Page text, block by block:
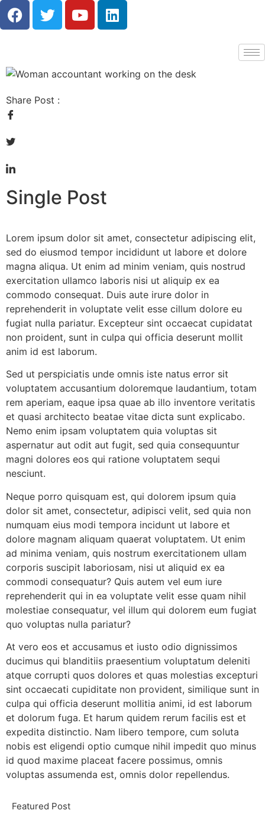
Share Post :
Single Post
Lorem ipsum dolor sit amet, consectetur adipiscing elit,
sed do eiusmod tempor incididunt ut labore et dolore
magna aliqua. Ut enim ad minim veniam, quis nostrud
exercitation ullamco laboris nisi ut aliquip ex ea
commodo consequat. Duis aute irure dolor in
reprehenderit in voluptate velit esse cillum dolore eu
fugiat nulla pariatur. Excepteur sint occaecat cupidatat
non proident, sunt in culpa qui officia deserunt mollit
anim id est laborum.
Sed ut perspiciatis unde omnis iste natus error sit
voluptatem accusantium doloremque laudantium, totam
rem aperiam, eaque ipsa quae ab illo inventore veritatis
et quasi architecto beatae vitae dicta sunt explicabo.
Nemo enim ipsam voluptatem quia voluptas sit
aspernatur aut odit aut fugit, sed quia consequuntur
magni dolores eos qui ratione voluptatem sequi
nesciunt.
Neque porro quisquam est, qui dolorem ipsum quia
dolor sit amet, consectetur, adipisci velit, sed quia non
numquam eius modi tempora incidunt ut labore et
dolore magnam aliquam quaerat voluptatem. Ut enim
ad minima veniam, quis nostrum exercitationem ullam
corporis suscipit laboriosam, nisi ut aliquid ex ea
commodi consequatur? Quis autem vel eum iure
reprehenderit qui in ea voluptate velit esse quam nihil
molestiae consequatur, vel illum qui dolorem eum fugiat
quo voluptas nulla pariatur?
At vero eos et accusamus et iusto odio dignissimos
ducimus qui blanditiis praesentium voluptatum deleniti
atque corrupti quos dolores et quas molestias excepturi
sint occaecati cupiditate non provident, similique sunt in
culpa qui officia deserunt mollitia animi, id est laborum
et dolorum fuga. Et harum quidem rerum facilis est et
expedita distinctio. Nam libero tempore, cum soluta
nobis est eligendi optio cumque nihil impedit quo minus
id quod maxime placeat facere possimus, omnis
voluptas assumenda est, omnis dolor repellendus.
Featured Post